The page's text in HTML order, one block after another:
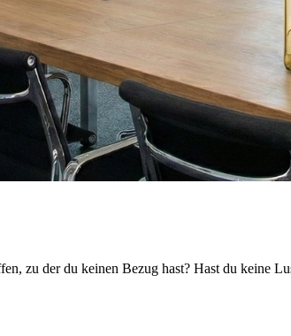
zu der du keinen Bezug hast? Hast du keine